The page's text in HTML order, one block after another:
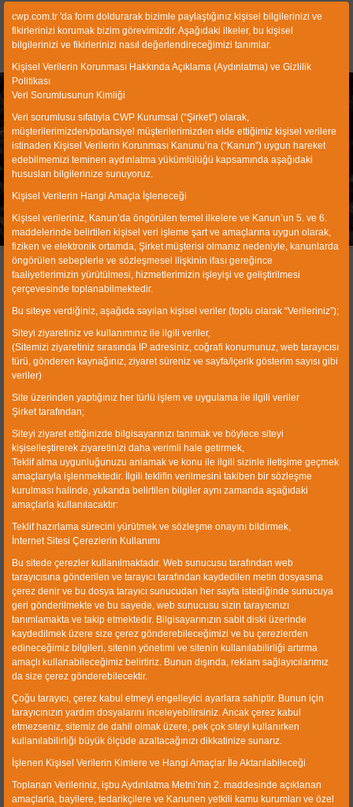
Hidro-Siklonlar
Siklonlar
Hidro-Siklonlar Hidro-Siklonlar
HIDRO-SIKLONLAR
CWP hidro-siklonları katı parçacıkların su ve diğer
sıvılardan separasyonu için kullanılan ekipmanlardır.
Besleme borusu, vorteks kılavuzu, silindirik gövde, alt-
Yenilenen tasarımlarıyla CWP hidro-siklonları daha
gelişmiş merkez kaç kuvveti uygulaması ve daha iyi katı
parçacık ayrımı sağlar. CWP ürünleri yüksek sıcaklık,
yüksek basınç ve yüksek aşınma ortamlarında
çalışabilirler. Ayrıştırılan sıvı, siklonun merkezinden
yukarıdaki çıkışa doğru ilerlerken, ayrıştırılan parçacıklar
siklon boyunca aşağı ilerler ve alt akımdan alınırlar.
Özellikler:
Hareketli parçaların olmaması kolay işletme ve bakım
sağlar.
Seramik ( Alumni 97), poliüretan, veya kauçuk olarak imal
edilebilmektedir.
Flanşlı ve civatalı gövde yapısı ile aşınabilecek parçalar
Alt akım ve üst akım çıkışları aşınmaya son derece
cwp.com.tr 'da form doldurarak bizimle paylaştığınız kişisel bilgilerinizi ve
fikirlerinizi korumak bizim görevimizdir. Aşağıdaki ilkeler, bu kişisel
bilgilerinizi ve fikirlerinizi nasıl değerlendireceğimizi tanımlar.
Kişisel Verilerin Korunması Hakkında Açıklama (Aydınlatma) ve Gizlilik
Politikası
Veri Sorumlusunun Kimliği
Veri sorumlusu sıfatıyla CWP Kurumsal (“Şirket”) olarak,
müşterilerimizden/potansiyel müşterilerimizden elde ettiğimiz kişisel verilere
istinaden Kişisel Verilerin Korunması Kanunu’na (“Kanun”) uygun hareket
edebilmemizi teminen aydınlatma yükümlülüğü kapsamında aşağıdaki
hususları bilgilerinize sunuyoruz.
Kişisel Verilerin Hangi Amaçla İşleneceği
Kişisel verileriniz, Kanun’da öngörülen temel ilkelere ve Kanun’un 5. ve 6.
maddelerinde belirtilen kişisel veri işleme şart ve amaçlarına uygun olarak,
fiziken ve elektronik ortamda, Şirket müşterisi olmanız nedeniyle, kanunlarda
öngörülen sebeplerle ve sözleşmesel ilişkinin ifası gereğince
faaliyetlerimizin yürütülmesi, hizmetlerimizin işleyişi ve geliştirilmesi
çerçevesinde toplanabilmektedir.
Bu siteye verdiğiniz, aşağıda sayılan kişisel veriler (toplu olarak “Verileriniz”);
Siteyi ziyaretiniz ve kullanımınız ile ilgili veriler,
(Sitemizi ziyaretiniz sırasında IP adresiniz, coğrafi konumunuz, web tarayıcısı
türü, gönderen kaynağınız, ziyaret süreniz ve sayfa/içerik gösterim sayısı gibi
veriler)
Site üzerinden yaptığınız her türlü işlem ve uygulama ile ilgili veriler
Şirket tarafından;
Siteyi ziyaret ettiğinizde bilgisayarınızı tanımak ve böylece siteyi
kişiselleştirerek ziyaretinizi daha verimli hale getirmek,
Teklif alma uygunluğunuzu anlamak ve konu ile ilgili sizinle iletişime geçmek
amaçlarıyla işlenmektedir. İlgili teklifin verilmesini takiben bir sözleşme
kurulması halinde, yukarıda belirtilen bilgiler aynı zamanda aşağıdaki
amaçlarla kullanılacaktır:
Teklif hazırlama sürecini yürütmek ve sözleşme onayını bildirmek,
İnternet Sitesi Çerezlerin Kullanımı
Bu sitede çerezler kullanılmaktadır. Web sunucusu tarafından web
tarayıcısına gönderilen ve tarayıcı tarafından kaydedilen metin dosyasına
çerez denir ve bu dosya tarayıcı sunucudan her sayfa istediğinde sunucuya
geri gönderilmekte ve bu sayede, web sunucusu sizin tarayıcınızı
tanımlamakta ve takip etmektedir. Bilgisayarınızın sabit diski üzerinde
kaydedilmek üzere size çerez gönderebileceğimizi ve bu çerezlerden
edineceğimiz bilgileri, sitenin yönetimi ve sitenin kullanılabilirliği artırma
amaçlı kullanabileceğimiz belirtiriz. Bunun dışında, reklam sağlayıcılarımız
da size çerez gönderebilecektir.
Çoğu tarayıcı, çerez kabul etmeyi engelleyici ayarlara sahiptir. Bunun için
tarayıcınızın yardım dosyalarını inceleyebilirsiniz. Ancak çerez kabul
etmezseniz, sitemiz de dahil olmak üzere, pek çok siteyi kullanırken
kullanılabilirliği büyük ölçüde azaltacağınızı dikkatinize sunarız.
İşlenen Kişisel Verilerin Kimlere ve Hangi Amaçlar İle Aktarılabileceği
Toplanan Verileriniz, işbu Aydınlatma Metni’nin 2. maddesinde açıklanan
amaçlarla, bayilere, tedarikçilere ve Kanunen yetkili kamu kurumları ve özel